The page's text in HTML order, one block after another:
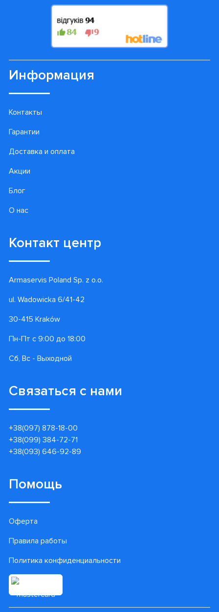
Информация
Контакты
Гарантии
Доставка и оплата
Акции
Блог
О нас
Контакт центр
Armaservis Poland Sp. z o.o.
ul. Wadowicka 6/41-42
30-415 Kraków
Пн-Пт с 9:00 до 18:00
Сб, Вс - Выходной
Связаться с нами
+38(097) 878-18-00
+38(099) 384-72-71
+38(093) 646-92-89
Помощь
Оферта
Правила работы
Политика конфиденциальности